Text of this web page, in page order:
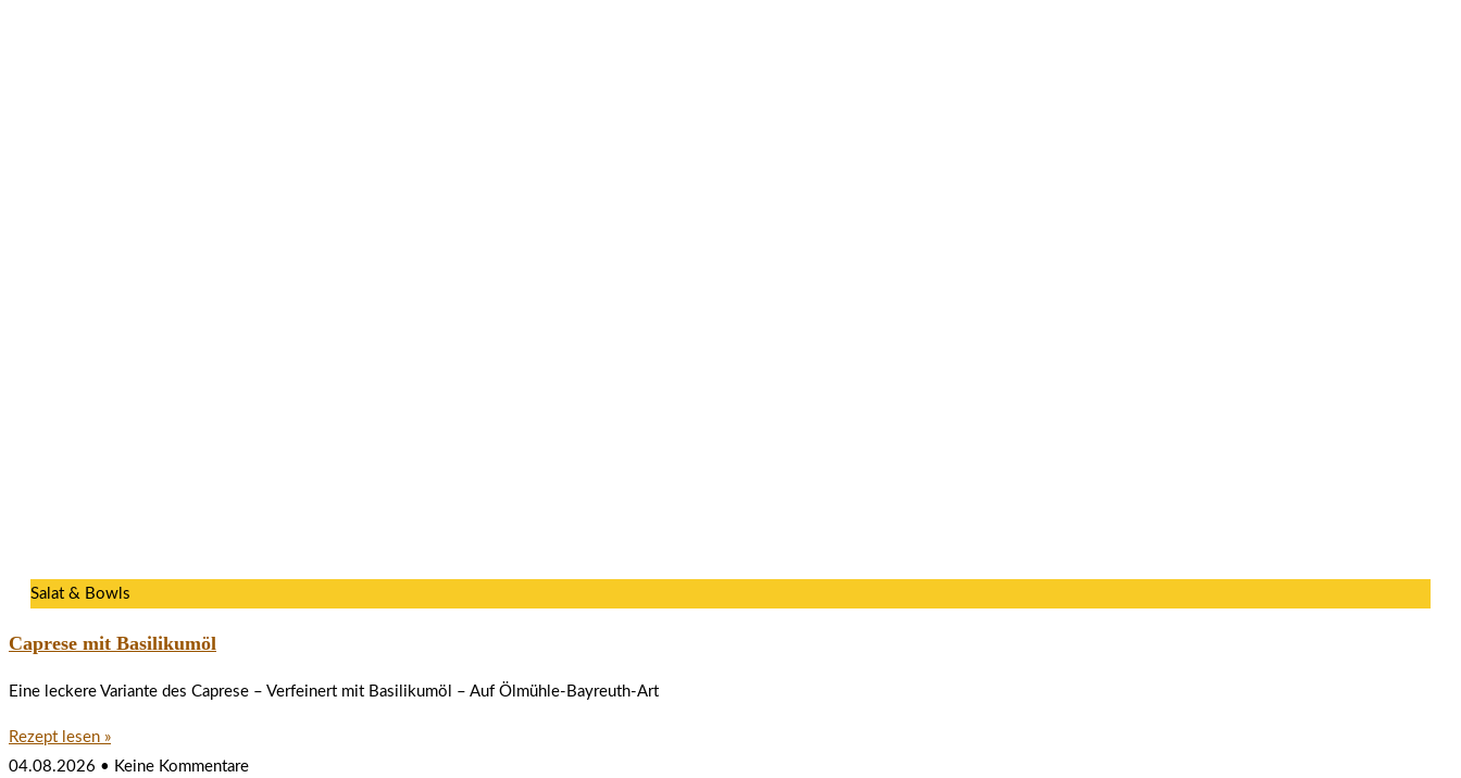
Salat & Bowls
Caprese mit Basilikumöl
Eine leckere Variante des Caprese – Verfeinert mit Basilikumöl – Auf Ölmühle-Bayreuth-Art
Rezept lesen »
04.08.2026
Keine Kommentare